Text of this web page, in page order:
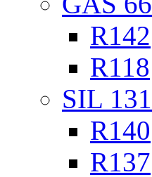
R142
R118
SIL 131
R140
R137